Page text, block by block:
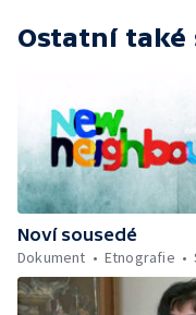
Ostatní také
Noví sousedé
Dokument
Etnografie